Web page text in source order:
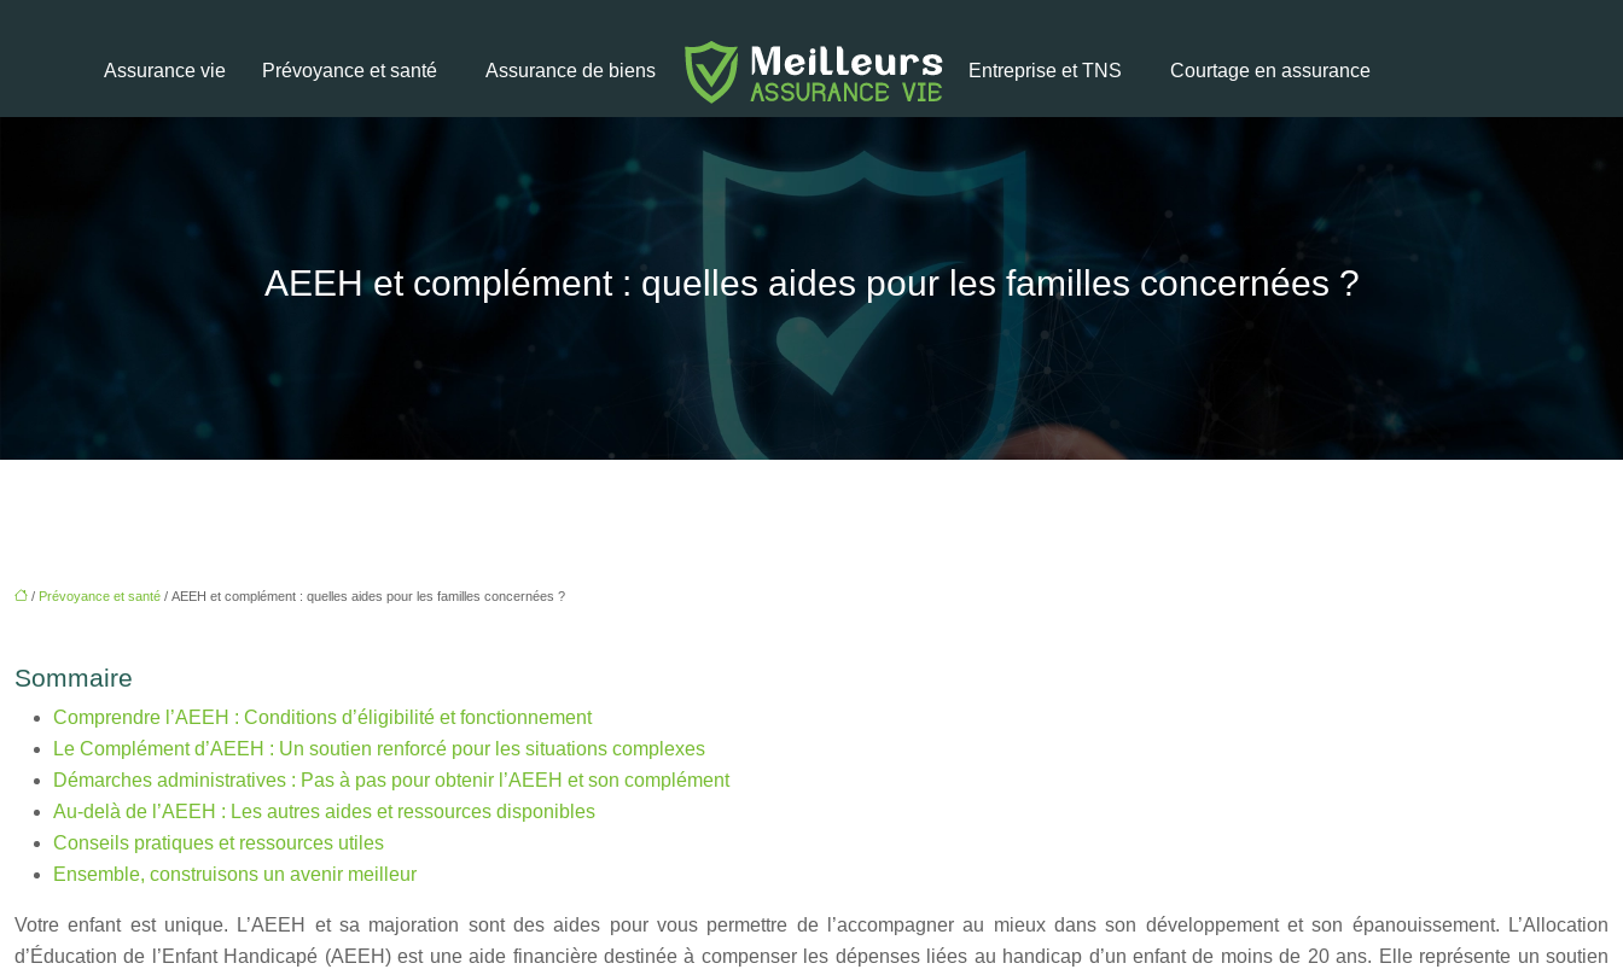
Assurance de biens
Prévoyance et santé
Assurance vie Entreprise et TNS Courtage en assurance
AEEH et complément : quelles aides pour les familles concernées ?
/ Prévoyance et santé / AEEH et complément : quelles aides pour les familles concernées ?
Sommaire
Comprendre l’AEEH : Conditions d’éligibilité et fonctionnement
Le Complément d’AEEH : Un soutien renforcé pour les situations complexes
Démarches administratives : Pas à pas pour obtenir l’AEEH et son complément
Au-delà de l’AEEH : Les autres aides et ressources disponibles
Conseils pratiques et ressources utiles
Ensemble, construisons un avenir meilleur
Votre enfant est unique. L’AEEH et sa majoration sont des aides pour vous permettre de l’accompagner au mieux dans son développement et son épanouissement. L’Allocation
d’Éducation de l’Enfant Handicapé (AEEH) est une aide financière destinée à compenser les dépenses liées au handicap d’un enfant de moins de 20 ans. Elle représente un soutien